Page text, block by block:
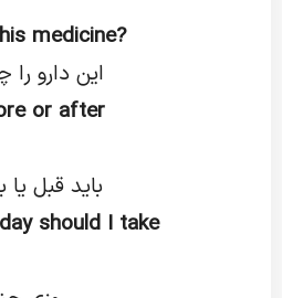
medicine?
این دارو
or after
باید قبل
should I take